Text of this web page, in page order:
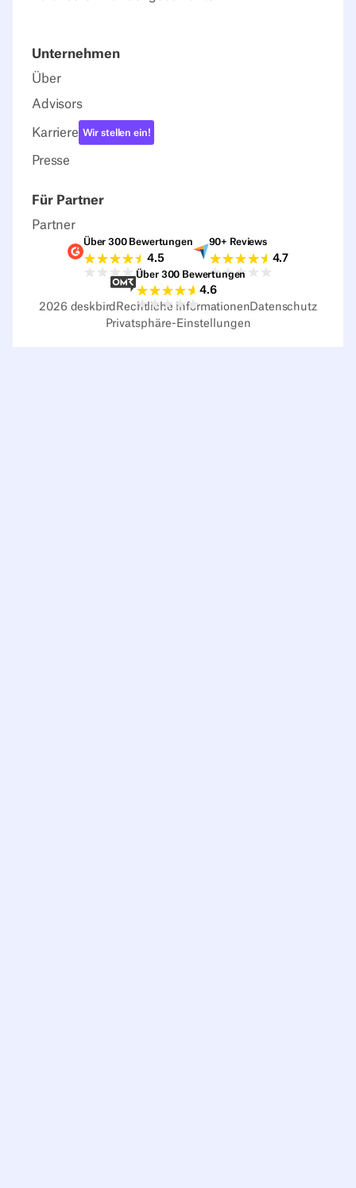
Unternehmen
Über
Advisors
Karriere Wir stellen ein!
Presse
Für Partner
Partner
G2-Bewertungen
Über 300 Bewertungen
4.5
Capterra-
90+ Reviews
4.7
Sourceforge-Bewertungen
Über 300 Bewertungen
4.6
2026 deskbird Rechtliche InformationenDatenschutz
Privatsphäre-Einstellungen